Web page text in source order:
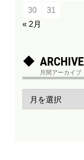
30
31
« 2月
ARCHIVE
月間アーカイブ